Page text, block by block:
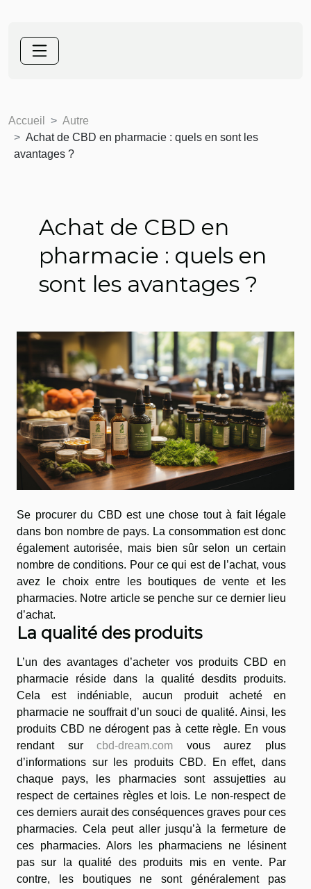
Accueil
Autre
Achat de CBD en pharmacie : quels en sont les
avantages ?
Achat de CBD en
pharmacie : quels en
sont les avantages ?
Se procurer du CBD est une chose tout à fait légale
dans bon nombre de pays. La consommation est donc
également autorisée, mais bien sûr selon un certain
nombre de conditions. Pour ce qui est de l’achat, vous
avez le choix entre les boutiques de vente et les
pharmacies. Notre article se penche sur ce dernier lieu
d’achat.
La qualité des produits
L’un des avantages d’acheter vos produits CBD en
pharmacie réside dans la qualité desdits produits.
Cela est indéniable, aucun produit acheté en
pharmacie ne souffrait d’un souci de qualité. Ainsi, les
produits CBD ne dérogent pas à cette règle. En vous
rendant surcbd-dream.com vous aurez plus
d’informations sur les produits CBD. En effet, dans
chaque pays, les pharmacies sont assujetties au
respect de certaines règles et lois. Le non-respect de
ces derniers aurait des conséquences graves pour ces
pharmacies. Cela peut aller jusqu’à la fermeture de
ces pharmacies. Alors les pharmaciens ne lésinent
pas sur la qualité des produits mis en vente. Par
contre, les boutiques ne sont généralement pas